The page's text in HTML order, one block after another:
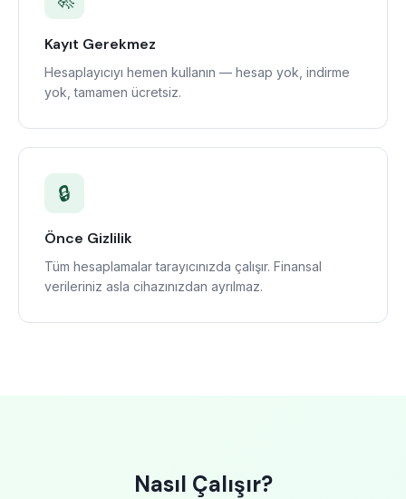
Kayıt Gerekmez
Hesaplayıcıyı hemen kullanın — hesap yok, indirme
yok, tamamen ücretsiz.
🔒
Önce Gizlilik
Tüm hesaplamalar tarayıcınızda çalışır. Finansal
verileriniz asla cihazınızdan ayrılmaz.
Nasıl Çalışır?